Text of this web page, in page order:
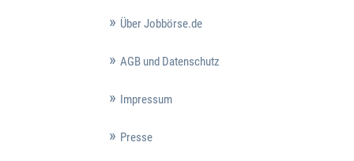
Über Jobbörse.de
AGB und Datenschutz
Impressum
Presse